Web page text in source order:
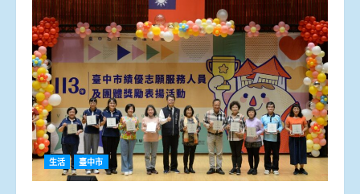
生活 臺中市